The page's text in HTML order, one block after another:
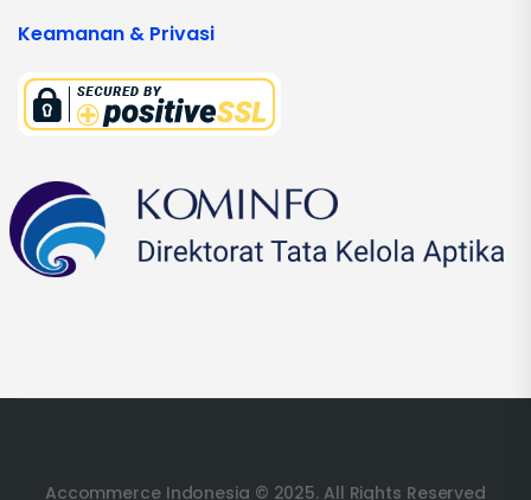
Keamanan & Privasi
Accommerce Indonesia © 2025. All Rights Reserved